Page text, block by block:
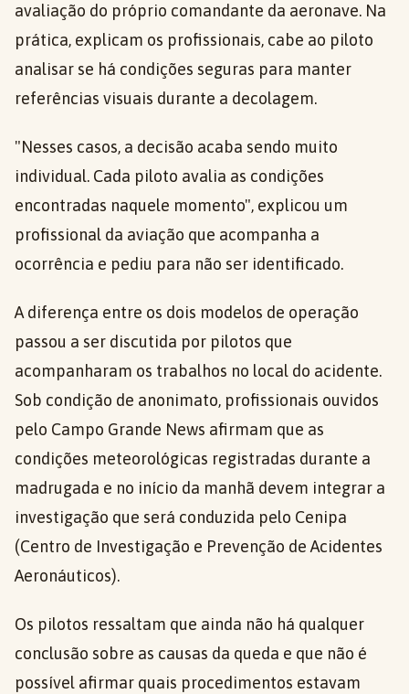
avaliação do próprio comandante da aeronave. Na
prática, explicam os profissionais, cabe ao piloto
analisar se há condições seguras para manter
referências visuais durante a decolagem.
"Nesses casos, a decisão acaba sendo muito
individual. Cada piloto avalia as condições
encontradas naquele momento", explicou um
profissional da aviação que acompanha a
ocorrência e pediu para não ser identificado.
A diferença entre os dois modelos de operação
passou a ser discutida por pilotos que
acompanharam os trabalhos no local do acidente.
Sob condição de anonimato, profissionais ouvidos
pelo Campo Grande News afirmam que as
condições meteorológicas registradas durante a
madrugada e no início da manhã devem integrar a
investigação que será conduzida pelo Cenipa
(Centro de Investigação e Prevenção de Acidentes
Aeronáuticos).
Os pilotos ressaltam que ainda não há qualquer
conclusão sobre as causas da queda e que não é
possível afirmar quais procedimentos estavam